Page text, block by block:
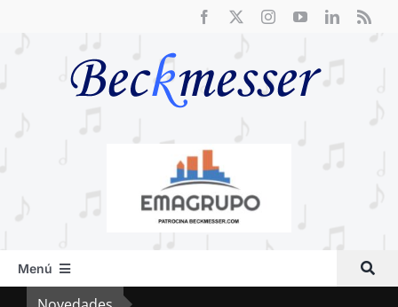
Menú
Inicio